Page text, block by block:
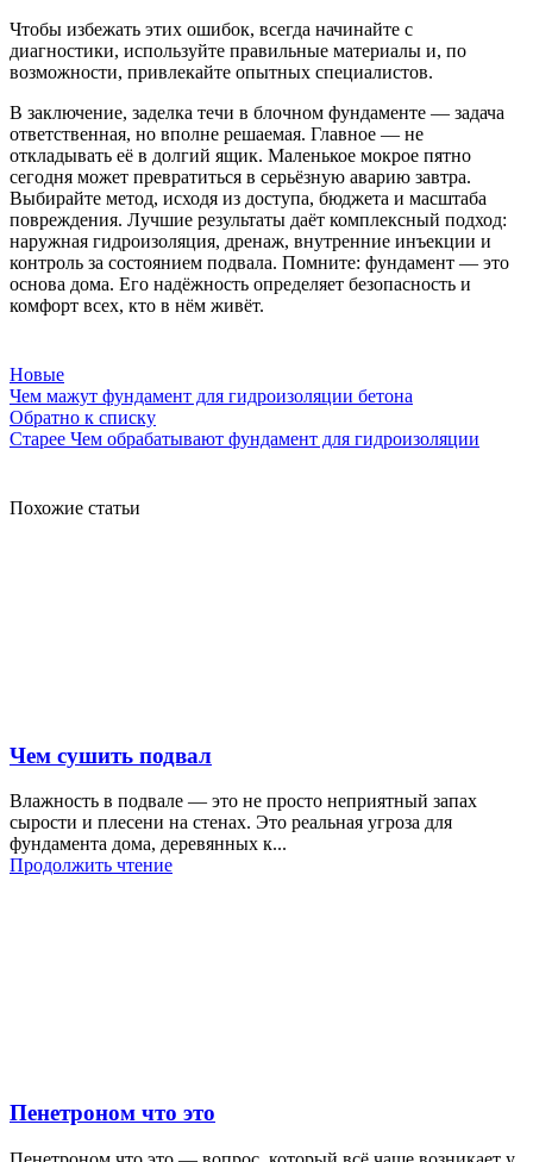
Чтобы избежать этих ошибок, всегда начинайте с
диагностики, используйте правильные материалы и, по
возможности, привлекайте опытных специалистов.
В заключение, заделка течи в блочном фундаменте — задача
ответственная, но вполне решаемая. Главное — не
откладывать её в долгий ящик. Маленькое мокрое пятно
сегодня может превратиться в серьёзную аварию завтра.
Выбирайте метод, исходя из доступа, бюджета и масштаба
повреждения. Лучшие результаты даёт комплексный подход:
наружная гидроизоляция, дренаж, внутренние инъекции и
контроль за состоянием подвала. Помните: фундамент — это
основа дома. Его надёжность определяет безопасность и
комфорт всех, кто в нём живёт.
Новые
Чем мажут фундамент для гидроизоляции бетона
Обратно к списку
Старее Чем обрабатывают фундамент для гидроизоляции
Похожие статьи
Чем сушить подвал
Влажность в подвале — это не просто неприятный запах
сырости и плесени на стенах. Это реальная угроза для
фундамента дома, деревянных к...
Продолжить чтение
Пенетроном что это